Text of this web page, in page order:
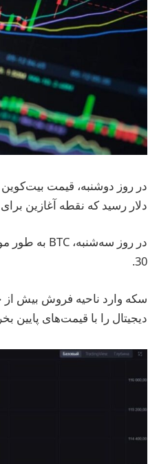
در روز دوشنبه، قیمت بیت‌کوین به زیر 112,000 دلار کاهش
دلار رسید که نقطه آغازین
30.
سکه وارد ناحیه فروش بیش از
دیجیتال را با قیمت‌های پایین